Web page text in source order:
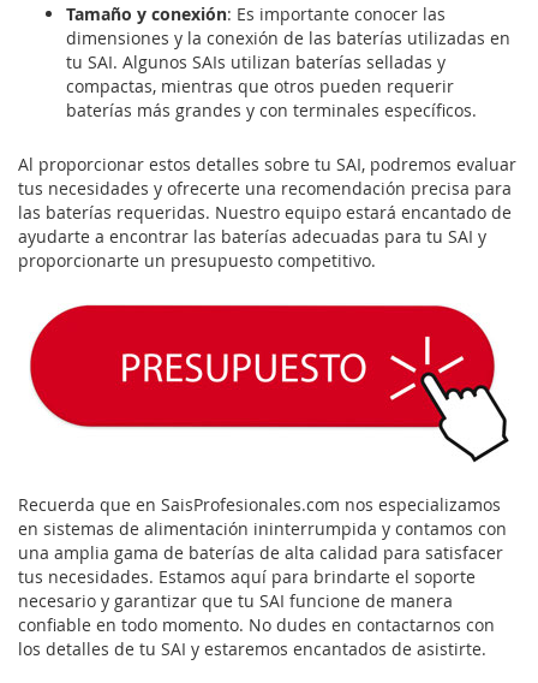
Tamaño y conexión: Es importante conocer las
dimensiones y la conexión de las baterías utilizadas en
tu SAI. Algunos SAIs utilizan baterías selladas y
compactas, mientras que otros pueden requerir
baterías más grandes y con terminales específicos.
Al proporcionar estos detalles sobre tu SAI, podremos evaluar
tus necesidades y ofrecerte una recomendación precisa para
las baterías requeridas. Nuestro equipo estará encantado de
ayudarte a encontrar las baterías adecuadas para tu SAI y
proporcionarte un presupuesto competitivo.
Recuerda que en SaisProfesionales.com nos especializamos
en sistemas de alimentación ininterrumpida y contamos con
una amplia gama de baterías de alta calidad para satisfacer
tus necesidades. Estamos aquí para brindarte el soporte
necesario y garantizar que tu SAI funcione de manera
confiable en todo momento. No dudes en contactarnos con
los detalles de tu SAI y estaremos encantados de asistirte.